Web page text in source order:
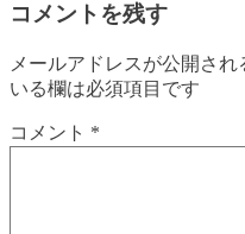
コメントを残す
メールアドレスが公開され
いる欄は必須項目です
コメント *